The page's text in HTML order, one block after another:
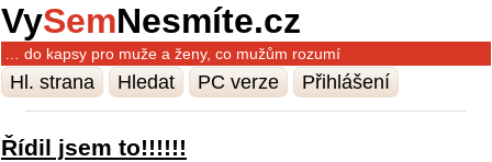
VySemNesmíte.cz
… do kapsy pro muže a ženy, co mužům rozumí
Hl. strana Hledat PC verze Přihlášení
Řídil jsem to!!!!!!